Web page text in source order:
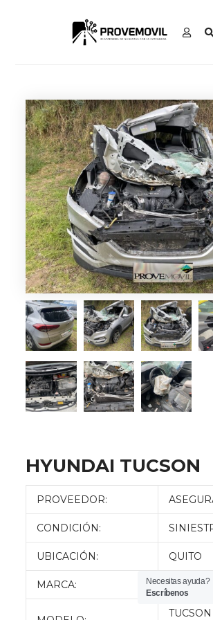
HYUNDAI TUCSON
PROVEEDOR:
CONDICIÓN:
UBICACIÓN: QUITO
MARCA: HYUNDAI
Necesitas ayuda?
Escríbenos